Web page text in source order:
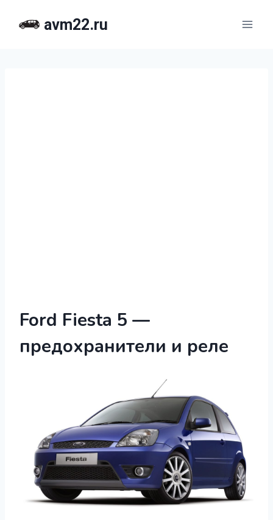
avm22.ru
Ford Fiesta 5 —
предохранители и реле